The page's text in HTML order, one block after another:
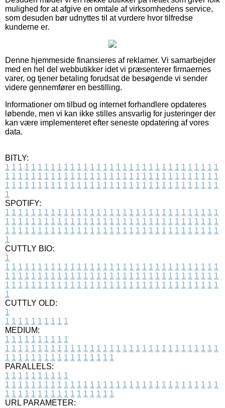
mulighed for at afgive en omtale af virksomhedens service,
som desuden bør udnyttes til at vurdere hvor tilfredse
kunderne er.
Denne hjemmeside finansieres af reklamer. Vi samarbejder
med en hel del webbutikker idet vi præsenterer firmaernes
varer, og tjener betaling forudsat de besøgende vi sender
videre gennemfører en bestilling.
Informationer om tilbud og internet forhandlere opdateres
løbende, men vi kan ikke stilles ansvarlig for justeringer der
kan være implementeret efter seneste opdatering af vores
data.
BITLY:
1 1 1 1 1 1 1 1 1 1 1 1 1 1 1 1 1 1 1 1 1 1 1 1 1 1 1 1 1 1 1 1 1
1 1 1 1 1 1 1 1 1 1 1 1 1 1 1 1 1 1 1 1 1 1 1 1 1 1 1 1 1 1 1 1 1
1 1 1 1 1 1 1 1 1 1 1 1 1 1 1 1 1 1 1 1 1 1 1 1 1 1 1 1 1 1 1 1 1
1
SPOTIFY:
1 1 1 1 1 1 1 1 1 1 1 1 1 1 1 1 1 1 1 1 1 1 1 1 1 1 1 1 1 1 1 1 1
1 1 1 1 1 1 1 1 1 1 1 1 1 1 1 1 1 1 1 1 1 1 1 1 1 1 1 1 1 1 1 1 1
1 1 1 1 1 1 1 1 1 1 1 1 1 1 1 1 1 1 1 1 1 1 1 1 1 1 1 1 1 1 1 1 1
1
CUTTLY BIO:
1
1 1 1 1 1 1 1 1 1 1 1 1 1 1 1 1 1 1 1 1 1 1 1 1 1 1 1 1 1 1 1 1 1
1 1 1 1 1 1 1 1 1 1 1 1 1 1 1 1 1 1 1 1 1 1 1 1 1 1 1 1 1 1 1 1 1
1 1 1 1 1 1 1 1 1 1 1 1 1 1 1 1 1 1 1 1 1 1 1 1 1 1 1 1 1 1 1 1 1
1
CUTTLY OLD:
1
1 1 1 1 1 1 1 1 1 1
MEDIUM:
1 1 1 1 1 1 1 1 1 1
1 1 1 1 1 1 1 1 1 1 1 1 1 1 1 1 1 1 1 1 1 1 1 1 1 1 1 1 1 1 1 1 1
1 1 1 1 1 1 1 1 1 1 1 1 1 1 1 1 1
PARALLELS:
1 1 1 1 1 1 1 1 1 1
1 1 1 1 1 1 1 1 1 1 1 1 1 1 1 1 1 1 1 1 1 1 1 1 1 1 1 1 1 1 1 1 1
1 1 1 1 1 1 1 1 1 1 1 1 1 1 1 1 1
URL PARAMETER: